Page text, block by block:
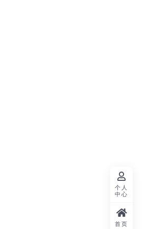
个人
中心
首页